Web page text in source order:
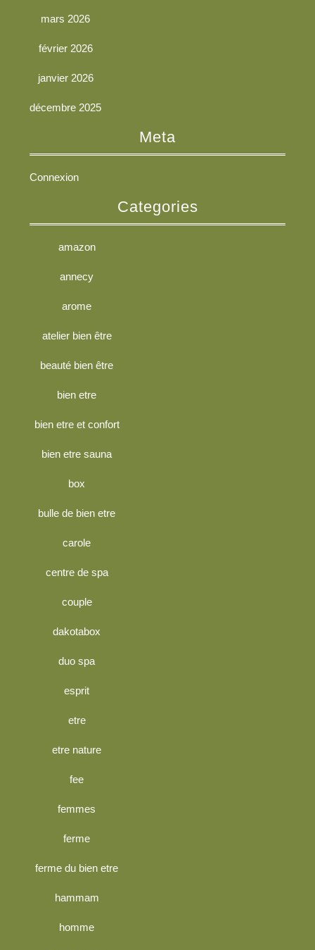
mars 2026
février 2026
janvier 2026
décembre 2025
Meta
Connexion
Categories
amazon
annecy
arome
atelier bien être
beauté bien être
bien etre
bien etre et confort
bien etre sauna
box
bulle de bien etre
carole
centre de spa
couple
dakotabox
duo spa
esprit
etre
etre nature
fee
femmes
ferme
ferme du bien etre
hammam
homme